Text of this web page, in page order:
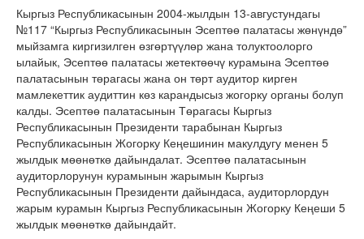
Кыргыз Республикасынын 2004-жылдын 13-августундагы
№117 “Кыргыз Республикасынын Эсептөө палатасы жөнүндө”
мыйзамга киргизилген өзгөртүүлөр жана толуктоолорго
ылайык, Эсептөө палатасы жетектөөчү курамына Эсептөө
палатасынын төрагасы жана он төрт аудитор кирген
мамлекеттик аудиттин көз карандысыз жогорку органы болуп
калды. Эсептөө палатасынын Төрагасы Кыргыз
Республикасынын Президенти тарабынан Кыргыз
Республикасынын Жогорку Кеңешинин макулдугу менен 5
жылдык мөөнөткө дайындалат. Эсептөө палатасынын
аудиторлорунун курамынын жарымын Кыргыз
Республикасынын Президенти дайындаса, аудиторлордун
жарым курамын Кыргыз Республикасынын Жогорку Кеңеши 5
жылдык мөөнөткө дайындайт.